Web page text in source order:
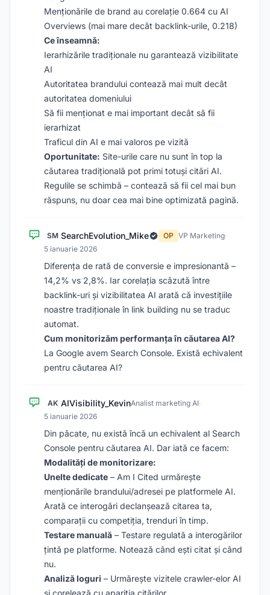
Menționările de brand au corelație 0.664 cu AI
Overviews (mai mare decât backlink-urile, 0.218)
Ce înseamnă:
Ierarhizările tradiționale nu garantează vizibilitate
AI
Autoritatea brandului contează mai mult decât
autoritatea domeniului
Să fii menționat e mai important decât să fii
ierarhizat
Traficul din AI e mai valoros pe vizită
Oportunitate: Site-urile care nu sunt în top la
căutarea tradițională pot primi totuși citări AI.
Regulile se schimbă – contează să fii cel mai bun
răspuns, nu doar cea mai bine optimizată pagină.
SM SearchEvolution_Mike OP VP Marketing·
5 ianuarie 2026
Diferența de rată de conversie e impresionantă –
14,2% vs 2,8%. Iar corelația scăzută între
backlink-uri și vizibilitatea AI arată că investițiile
noastre tradiționale în link building nu se traduc
automat.
Cum monitorizăm performanța în căutarea AI?
La Google avem Search Console. Există echivalent
pentru căutarea AI?
AK AIVisibility_KevinAnalist marketing AI·
5 ianuarie 2026
Din păcate, nu există încă un echivalent al Search
Console pentru căutarea AI. Dar iată ce facem:
Modalități de monitorizare:
Unelte dedicate – Am I Cited urmărește
menționările brandului/adresei pe platformele AI.
Arată ce interogări declanșează citarea ta,
comparații cu competiția, trenduri în timp.
Testare manuală – Testare regulată a interogărilor
țintă pe platforme. Notează când ești citat și când
nu.
Analiză loguri – Urmărește vizitele crawler-elor AI
și corelează cu apariția citărilor.